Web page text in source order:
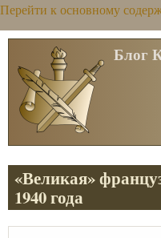
Перейти к основному
Блог
«Великая»
1940 года